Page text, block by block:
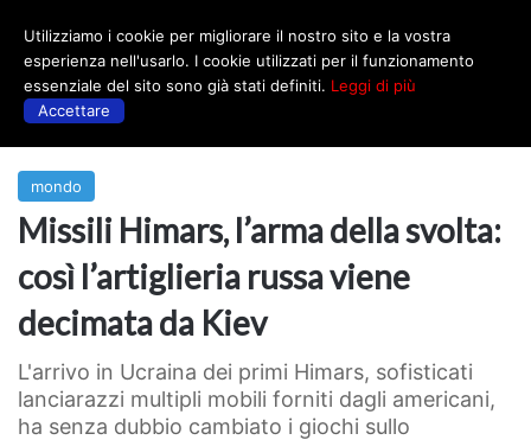
mondo
Missili Himars, l’arma della svolta:
così l’artiglieria russa viene
decimata da Kiev
L'arrivo in Ucraina dei primi Himars, sofisticati
lanciarazzi multipli mobili forniti dagli americani,
ha senza dubbio cambiato i giochi sullo
Utilizziamo i cookie per migliorare il nostro sito e la vostra
esperienza nell'usarlo. I cookie utilizzati per il funzionamento
essenziale del sito sono già stati definiti. Leggi di più
Accettare